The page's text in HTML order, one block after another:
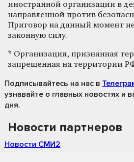
иностранной организации в
направленной против
Приговор на данный момент
законную силу.
* Организация, признанная
запрещенная на территории
Подписывайтесь на нас в
узнавайте о главных новостях и
дня.
Новости партнеров
Новости СМИ2